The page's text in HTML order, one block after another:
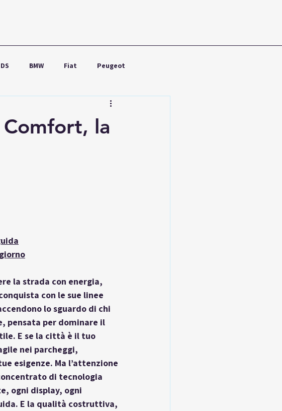
DS BMW Fiat Peugeot
Toyota
Comfort, la
la strada con energia,
con le sue linee
lo sguardo di chi
pensata per dominare il
E se la città è il tuo
nei parcheggi,
esigenze. Ma l’attenzione
di tecnologia
ogni display, ogni
E la qualità costruttiva,